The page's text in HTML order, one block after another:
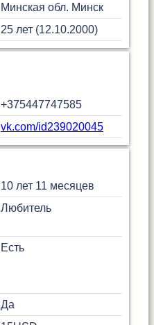
Минская обл. Минск
25 лет (12.10.2000)
+375447747585
vk.com/id239020045
10 лет 11 месяцев
Любитель
Есть
Да